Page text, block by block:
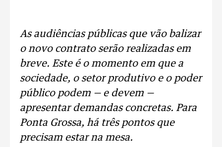
As audiências públicas que vão balizar
o novo contrato serão realizadas em
breve. Este é o momento em que a
sociedade, o setor produtivo e o poder
público podem — e devem —
apresentar demandas concretas. Para
Ponta Grossa, há três pontos que
precisam estar na mesa.